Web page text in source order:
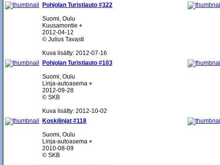
Pohjolan Turistiauto #322
Suomi, Oulu
Kuusamontie ⌖
2012-04-12
© Julius Tavasti
Kuva lisätty: 2012-07-16
Pohjolan Turistiauto #103
Suomi, Oulu
Linja-autoasema ⌖
2012-09-28
© SKB
Kuva lisätty: 2012-10-02
Koskilinjat #118
Suomi, Oulu
Linja-autoasema ⌖
2010-08-09
© SKB